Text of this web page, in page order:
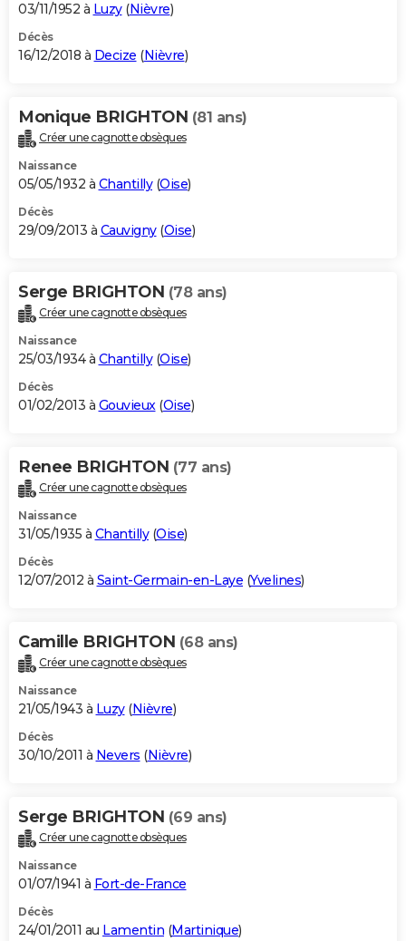
03/11/1952 à Luzy(Nièvre)
Décès
16/12/2018 à Decize (Nièvre)
Monique BRIGHTON (81 ans)
Créer une cagnotte obsèques
Naissance
05/05/1932 à Chantilly(Oise)
Décès
29/09/2013 à Cauvigny(Oise)
Serge BRIGHTON (78 ans)
Créer une cagnotte obsèques
Naissance
25/03/1934 à Chantilly(Oise)
Décès
01/02/2013 à Gouvieux(Oise)
Renee BRIGHTON (77 ans)
Créer une cagnotte obsèques
Naissance
31/05/1935 à Chantilly(Oise)
Décès
12/07/2012 à Saint-Germain-en-Laye (Yvelines)
Camille BRIGHTON (68 ans)
Créer une cagnotte obsèques
Naissance
21/05/1943 à Luzy(Nièvre)
Décès
30/10/2011 à Nevers (Nièvre)
Serge BRIGHTON (69 ans)
Créer une cagnotte obsèques
Naissance
01/07/1941 à Fort-de-France
Décès
24/01/2011 au Lamentin (Martinique)